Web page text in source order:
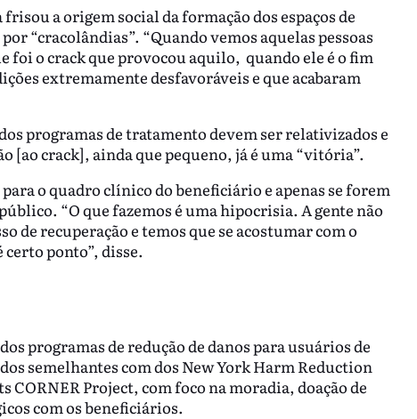
a origem social da formação dos espaços de
“cracolândias”. “Quando vemos aquelas pessoas
foi o crack que provocou aquilo, quando ele é o fim
extremamente desfavoráveis e que acabaram
programas de tratamento devem ser relativizados e
[ao crack], ainda que pequeno, já é uma “vitória”.
o quadro clínico do beneficiário e apenas se forem
“O que fazemos é uma hipocrisia. A gente não
de recuperação e temos que se acostumar com o
ponto”, disse.
programas de redução de danos para usuários de
semelhantes com dos New York Harm Reduction
CORNER Project, com foco na moradia, doação de
com os beneficiários.